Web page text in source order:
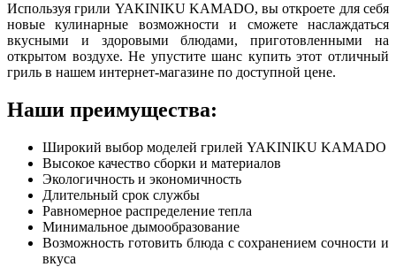
Используя грили YAKINIKU KAMADO, вы откроете для себя
новые кулинарные возможности и сможете наслаждаться
вкусными и здоровыми блюдами, приготовленными на
открытом воздухе. Не упустите шанс купить этот отличный
гриль в нашем интернет-магазине по доступной цене.
Наши преимущества:
Широкий выбор моделей грилей YAKINIKU KAMADO
Высокое качество сборки и материалов
Экологичность и экономичность
Длительный срок службы
Равномерное распределение тепла
Минимальное дымообразование
Возможность готовить блюда с сохранением сочности и
вкуса